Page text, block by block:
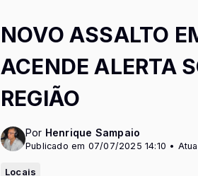
NOVO ASSALTO
ACENDE ALERTA
REGIÃO
Por Henrique Sampaio
Publicado em 07/07/2025 14:10 •
Locais